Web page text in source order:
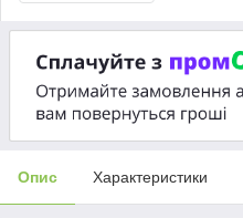
Опис Характеристики